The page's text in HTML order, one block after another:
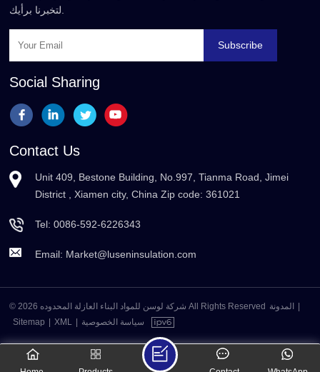
لتخبرنا برأيك.
Subscribe
Social Sharing
Contact Us
Unit 409, Bestone Building, No.997, Tianma Road, Jimei
District , Xiamen city, China Zip code: 361021
Tel:0086-592-6226343
Email: Market@luseninsulation.com
© 2026 شركة لوسن للمواد البناء العازلة المحدوده All Rights Reserved المدونة
Sitemap
XML سياسة الخصوصية